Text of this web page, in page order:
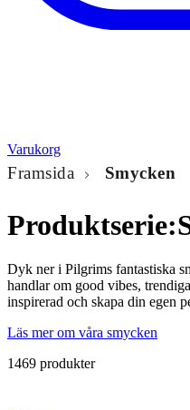
Varukorg
Framsida Smycken
Produktserie:
Dyk ner i Pilgrims fantastiska
handlar om good vibes,
inspirerad och skapa din egen
Läs mer om våra smycken
1469 produkter